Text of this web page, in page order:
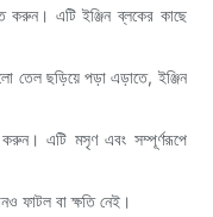
করুন। এটি ইঞ্জিন ব্লকের কাছে
তেল ছড়িয়ে পড়া এড়াতে, ইঞ্জিন
করুন। এটি মসৃণ এবং সম্পূর্ণরূপে
ফাটল বা ক্ষতি নেই।